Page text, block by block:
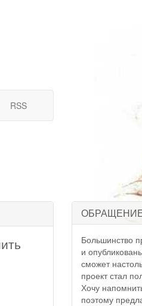
RSS
Большинство
и
сможет
проект стал
Хочу
поэтому